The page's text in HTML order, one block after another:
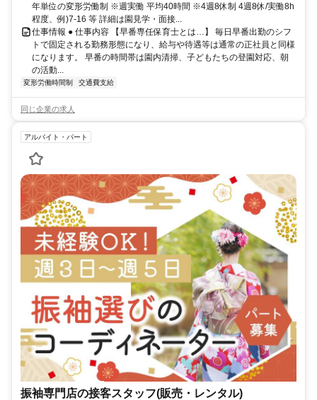
年単位の変形労働制 ※週実働 平均40時間 ※4週8休制 4週8休/実働8h
程度、例)7-16 等 詳細は園見学・面接...
仕事情報 ● 仕事内容 【早番専任保育士とは…】 毎日早番出勤のシフ
トで固定される勤務形態になり、給与や待遇等は通常の正社員と同様
になります。 早番の時間帯は園内清掃、子どもたちの登園対応、朝
の活動...
変形労働時間制 交通費支給
同じ企業の求人
アルバイト・パート
振袖専門店の接客スタッフ(販売・レンタル)